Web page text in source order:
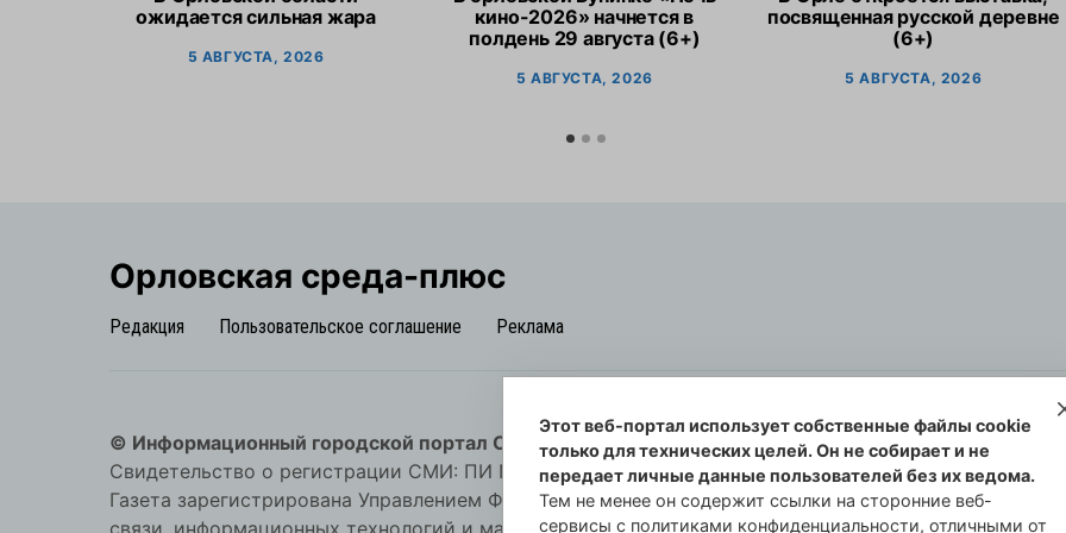
ожидается сильная жара
5 АВГУСТА, 2026
кино-2026» начнется в
полдень 29 августа (6+)
5 АВГУСТА, 2026
посвященная русской деревне
(6+)
5 АВГУСТА, 2026
Орловская cреда-плюс
Редакция Пользовательское соглашение Реклама
© Информационный городской портал Орловская cреда-плюс, 2021-2026
Свидетельство о регистрации СМИ: ПИ №57-00254 от 29 октября 2013 г.
Газета зарегистрирована Управлением Федеральной службы по надзору в сфере
связи, информационных технологий и массовых коммуникаций по Орловской
Этот веб-портал использует собственные файлы cookie
только для технических целей. Он не собирает и не
передает личные данные пользователей без их ведома.
Тем не менее он содержит ссылки на сторонние веб-
сервисы с политиками конфиденциальности, отличными от